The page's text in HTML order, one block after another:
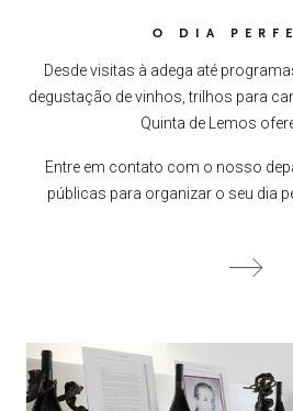
O DIA
Desde visitas à adega até
degustação de vinhos, trilhos para
Quinta de Lemos
Entre em contato com o nosso
públicas para organizar o seu dia